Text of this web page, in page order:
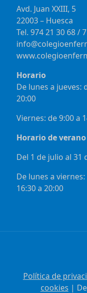
Avd. Juan XXIII, 5
22003 – Huesca
Tel. 974 21 30 68 /
Horario
De lunes a jueves:
20:00
Viernes: de 9:00 a
Horario de verano
Del 1 de julio al 31
De lunes a
16:30 a 20:00
Política de
cookies |